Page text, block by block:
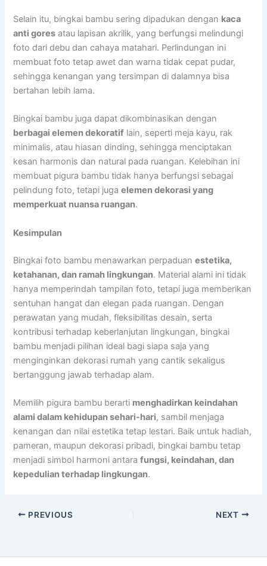
Selain itu, bingkai bambu sering dipadukan dengan kaca
anti gores atau lapisan akrilik, yang berfungsi melindungi
foto dari debu dan cahaya matahari. Perlindungan ini
membuat foto tetap awet dan warna tidak cepat pudar,
sehingga kenangan yang tersimpan di dalamnya bisa
bertahan lebih lama.
Bingkai bambu juga dapat dikombinasikan dengan
berbagai elemen dekoratif lain, seperti meja kayu, rak
minimalis, atau hiasan dinding, sehingga menciptakan
kesan harmonis dan natural pada ruangan. Kelebihan ini
membuat pigura bambu tidak hanya berfungsi sebagai
pelindung foto, tetapi jugaelemen dekorasi yang
memperkuat nuansa ruangan.
Kesimpulan
Bingkai foto bambu menawarkan perpaduanestetika,
ketahanan, dan ramah lingkungan. Material alami ini tidak
hanya memperindah tampilan foto, tetapi juga memberikan
sentuhan hangat dan elegan pada ruangan. Dengan
perawatan yang mudah, fleksibilitas desain, serta
kontribusi terhadap keberlanjutan lingkungan, bingkai
bambu menjadi pilihan ideal bagi siapa saja yang
menginginkan dekorasi rumah yang cantik sekaligus
bertanggung jawab terhadap alam.
Memilih pigura bambu berarti menghadirkan keindahan
alami dalam kehidupan sehari-hari, sambil menjaga
kenangan dan nilai estetika tetap lestari. Baik untuk hadiah,
pameran, maupun dekorasi pribadi, bingkai bambu tetap
menjadi simbol harmoni antarafungsi, keindahan, dan
kepedulian terhadap lingkungan.
PREVIOUS NEXT